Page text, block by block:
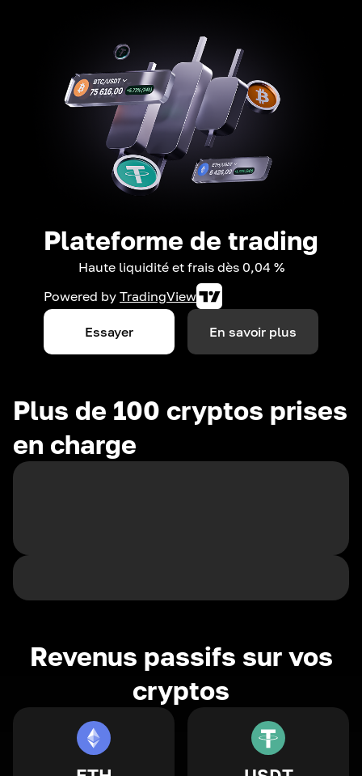
Plateforme de trading
Haute liquidité et frais dès 0,04 %
Powered by TradingView
Essayer En savoir plus
Plus de 100 cryptos prises
en charge
Revenus passifs sur vos
cryptos